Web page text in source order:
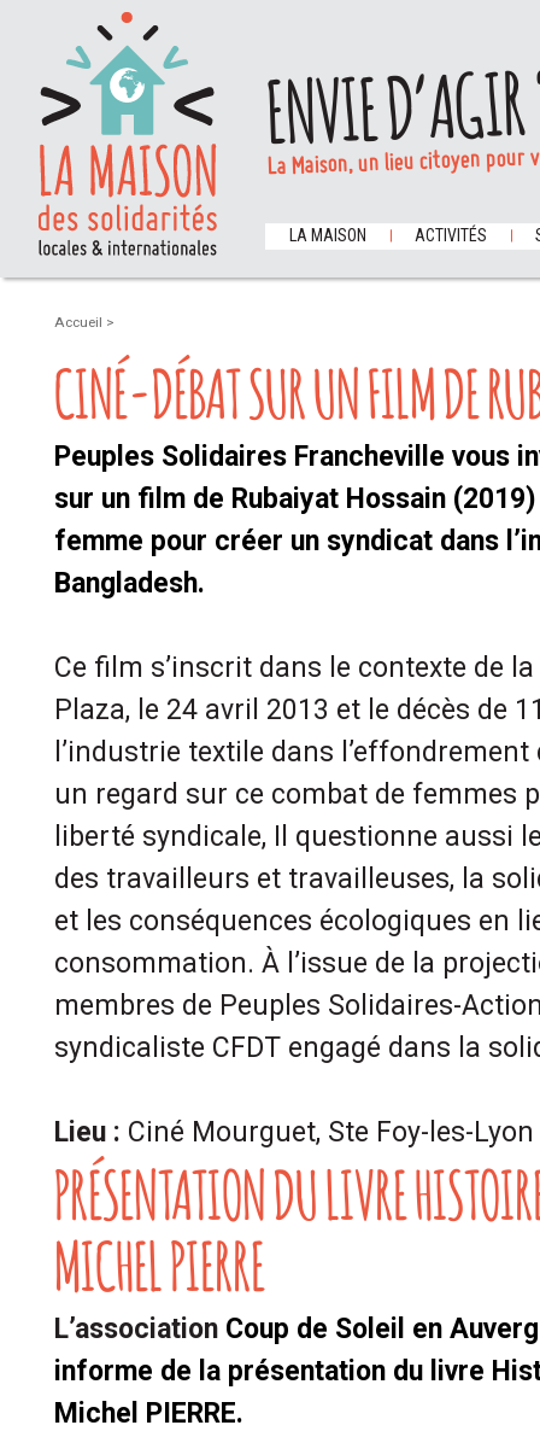
ENVIE
La Maison, un lieu citoyen
LA MAISON ACTIVITÉS
Accueil >
CINÉ-DÉBAT SUR UN FILM DE
Peuples Solidaires Francheville vous
sur un film de Rubaiyat Hossain
femme pour créer un syndicat dans
Bangladesh.
Ce film s’inscrit dans le contexte de
Plaza, le 24 avril 2013 et le décès de
l’industrie textile dans
un regard sur ce combat de femmes
liberté syndicale, Il questionne aussi
des travailleurs et travailleuses, la
et les conséquences écologiques en
consommation. À l’issue de la
membres de Peuples Solidaires-
syndicaliste CFDT engagé dans la
Lieu : Ciné Mourguet, Ste Foy-les-Lyon
PRÉSENTATION DU LIVRE
MICHEL PIERRE
L’association Coup de Soleil en
informe de la présentation du livre
Michel PIERRE.